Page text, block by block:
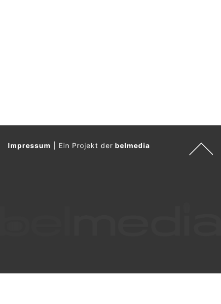
Impressum Ein Projekt derbelmedia